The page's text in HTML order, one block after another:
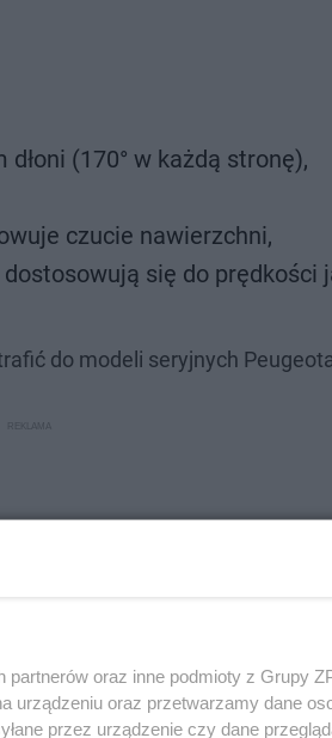
(170° w każdą stronę),
czucie nawierzchni,
się do prędkości
do modeli seryjnych
partnerów oraz inne podmioty z Grupy
urządzeniu oraz przetwarzamy dane
przez urządzenie czy dane